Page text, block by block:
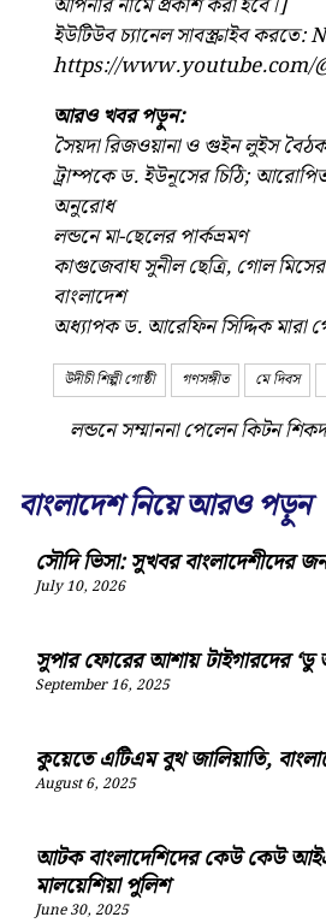
ইউটিউব চ্যানেল সাবস্ক্রাইব
https://www.youtube.com/
আরও খবর পড়ুন:
সৈয়দা রিজওয়ানা ও গুইন লুইস বৈঠক
ট্রাম্পকে ড. ইউনূসের চিঠি;
অনুরোধ
লন্ডনে মা-ছেলের পার্কভ্রমণ
কাগুজেবাঘ সুনীল ছেত্রি, গোল
বাংলাদেশ
অধ্যাপক ড. আরেফিন সিদ্দিক মারা
উদীচী শিল্পী গোষ্ঠী গণসঙ্গীত মে দিবস
লন্ডনে সম্মাননা পেলেন কিটন
বাংলাদেশ নিয়ে আরও পড়ুন
সৌদি ভিসা: সুখবর বাংলাদেশীদের
July 10, 2026
সুপার ফোরের আশায় টাইগারদের ‘ডু
September 16, 2025
কুয়েতে এটিএম বুথ জালিয়াতি,
August 6, 2025
আটক বাংলাদেশিদের কেউ কেউ
মালয়েশিয়া পুলিশ
June 30, 2025